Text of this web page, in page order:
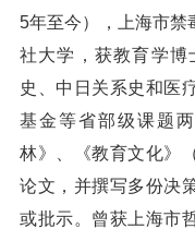
5年至今），上海市禁
社大学，获教育学博
史、中日关系史和医
基金等省部级课题
林》、《教育文化》
论文，并撰写多份决
或批示。曾获上海市